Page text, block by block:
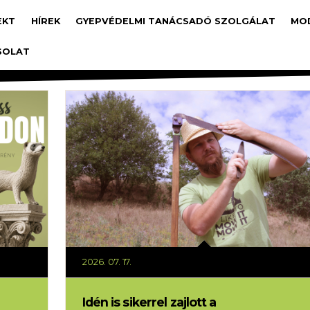
HÍREK GYEPVÉDELMI TANÁCSADÓ SZOLGÁLAT
2026. 07. 17.
Idén is sikerrel zajlott a